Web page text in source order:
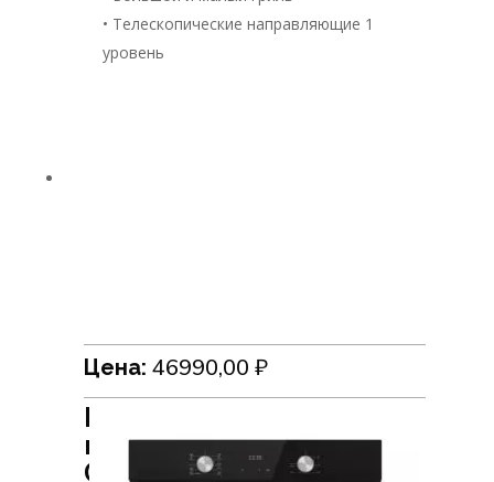
• Телескопические направляющие 1
уровень
Цена:46990,00₽
Встраиваемый духовой
шкаф HiSTORY
OE7710C.FBK